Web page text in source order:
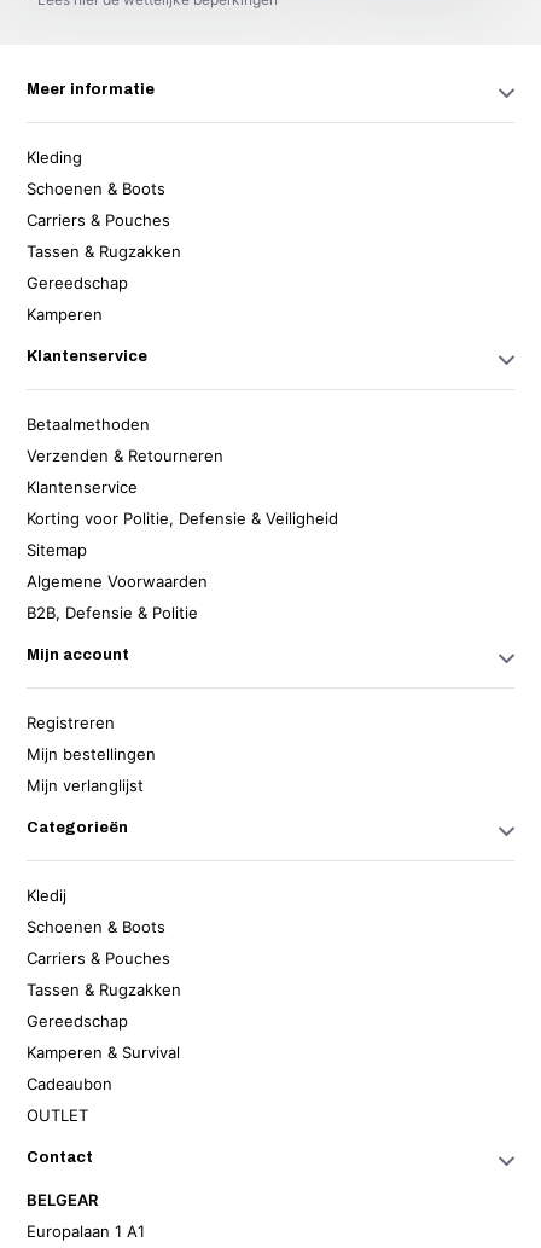
Meer informatie
Kleding
Schoenen & Boots
Carriers & Pouches
Tassen & Rugzakken
Gereedschap
Kamperen
Klantenservice
Betaalmethoden
Verzenden & Retourneren
Klantenservice
Korting voor Politie, Defensie & Veiligheid
Sitemap
Algemene Voorwaarden
B2B, Defensie & Politie
Mijn account
Registreren
Mijn bestellingen
Mijn verlanglijst
Categorieën
Kledij
Schoenen & Boots
Carriers & Pouches
Tassen & Rugzakken
Gereedschap
Kamperen & Survival
Cadeaubon
OUTLET
Contact
BELGEAR
Europalaan 1 A1